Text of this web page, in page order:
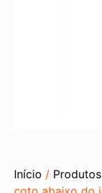
Início /